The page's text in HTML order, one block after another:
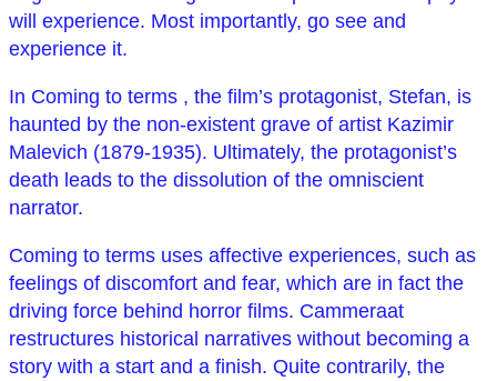
will experience. Most importantly, go see and
experience it.
In Coming to terms , the film’s protagonist, Stefan, is
haunted by the non-existent grave of artist Kazimir
Malevich (1879-1935). Ultimately, the protagonist’s
death leads to the dissolution of the omniscient
narrator.
Coming to terms uses affective experiences, such as
feelings of discomfort and fear, which are in fact the
driving force behind horror films. Cammeraat
restructures historical narratives without becoming a
story with a start and a finish. Quite contrarily, the